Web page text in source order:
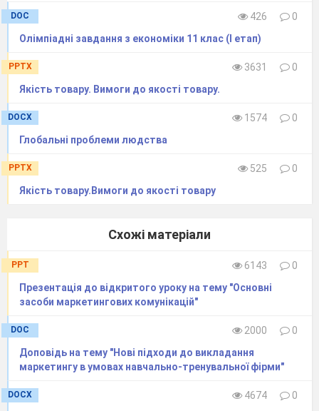
DOC 426
0
Олімпіадні завдання з економіки 11 клас (І етап)
PPTX 3631
0
Якість товару. Вимоги до якості товару.
DOCX 1574
0
Глобальні проблеми людства
PPTX 525
0
Якість товару.Вимоги до якості товару
Схожі матеріали
PPT 6143
0
Презентація до відкритого уроку на тему "Основні
засоби маркетингових комунікацій"
DOC 2000
0
Доповідь на тему "Нові підходи до викладання
маркетингу в умовах навчально-тренувальної фірми"
DOCX 4674
0